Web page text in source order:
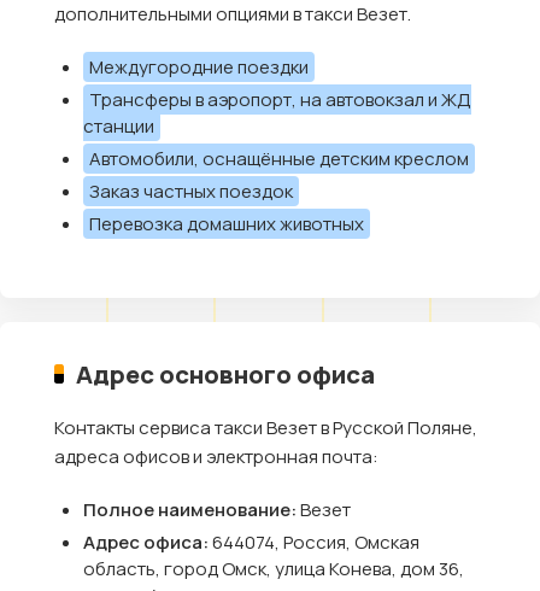
дополнительными опциями в такси Везет.
Междугородние поездки
Трансферы в аэропорт, на автовокзал и ЖД
станции
Автомобили, оснащённые детским креслом
Заказ частных поездок
Перевозка домашних животных
Адрес основного офиса
Контакты сервиса такси Везет в Русской Поляне,
адреса офисов и электронная почта:
Полное наименование:Везет
Адрес офиса:644074, Россия, Омская
область, город Омск, улица Конева, дом 36,